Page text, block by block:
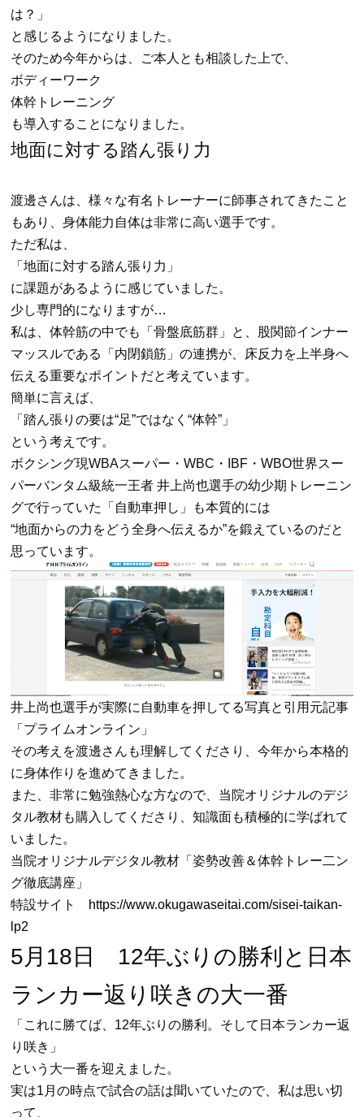
は？」
と感じるようになりました。
そのため今年からは、ご本人とも相談した上で、
ボディーワーク
体幹トレーニング
も導入することになりました。
地面に対する踏ん張り力
渡邊さんは、様々な有名トレーナーに師事されてきたこと
もあり、身体能力自体は非常に高い選手です。
ただ私は、
「地面に対する踏ん張り力」
に課題があるように感じていました。
少し専門的になりますが…
私は、体幹筋の中でも「骨盤底筋群」と、股関節インナー
マッスルである「内閉鎖筋」の連携が、床反力を上半身へ
伝える重要なポイントだと考えています。
簡単に言えば、
「踏ん張りの要は“足”ではなく“体幹”」
という考えです。
ボクシング現WBAスーパー・WBC・IBF・WBO世界スー
パーバンタム級統一王者 井上尚也選手の幼少期トレーニン
グで行っていた「自動車押し」も本質的には
“地面からの力をどう全身へ伝えるか”を鍛えているのだと
思っています。
井上尚也選手が実際に自動車を押してる写真と引用元記事
「プライムオンライン」
その考えを渡邊さんも理解してくださり、今年から本格的
に身体作りを進めてきました。
また、非常に勉強熱心な方なので、当院オリジナルのデジ
タル教材も購入してくださり、知識面も積極的に学ばれて
いました。
当院オリジナルデジタル教材「姿勢改善＆体幹トレー二ン
グ徹底講座」
特設サイト https://www.okugawaseitai.com/sisei-taikan-
lp2
5月18日 12年ぶりの勝利と日本
ランカー返り咲きの大一番
「これに勝てば、12年ぶりの勝利。そして日本ランカー返
り咲き」
という大一番を迎えました。
実は1月の時点で試合の話は聞いていたので、私は思い切
って、